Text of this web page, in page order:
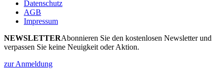
Datenschutz
AGB
Impressum
NEWSLETTERAbonnieren Sie den kostenlosen Newsletter und
verpassen Sie keine Neuigkeit oder Aktion.
zur Anmeldung